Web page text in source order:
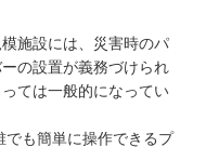
施設には、災害時のパ
の設置が義務づけられ
ては一般的になってい
でも簡単に操作できるプ